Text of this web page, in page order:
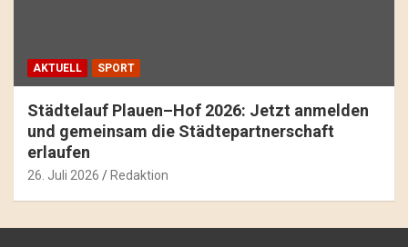
AKTUELL SPORT
Städtelauf Plauen–Hof 2026: Jetzt anmelden
und gemeinsam die Städtepartnerschaft
erlaufen
26. Juli 2026 Redaktion